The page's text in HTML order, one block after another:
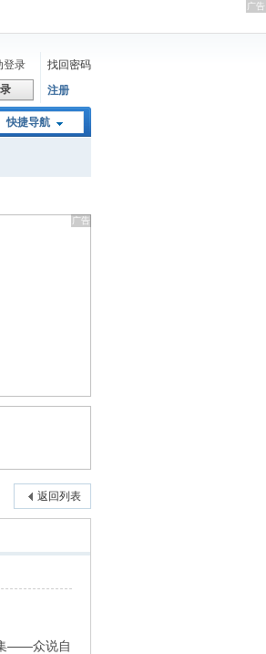
登录
找回密码
注册
快捷导航
返回列表
——众说自